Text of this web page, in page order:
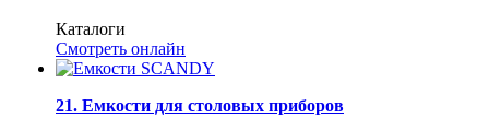
Каталоги
Смотреть онлайн
21. Емкости для столовых приборов